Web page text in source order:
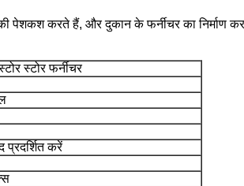
पेशकश करते हैं, और दुकान के फर्नीचर का निर्माण
स्टोर फर्नीचर
प्रदर्शित करें